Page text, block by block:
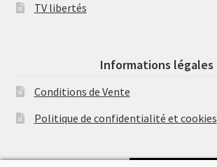
TV libertés
Informations légales
Conditions de Vente
Politique de confidentialité et cookies